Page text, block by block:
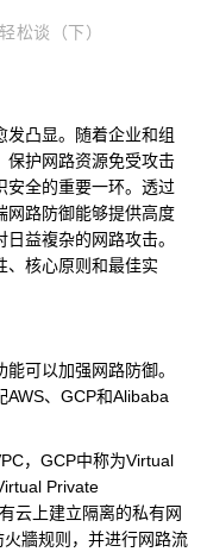
松谈（下）
发凸显。随着企业和组
保护网路资源免受攻击
安全的重要一环。透过
网路防御能够提供高度
益複杂的网路攻击。
、核心原则和最佳实
可以加强网路防御。
、GCP和Alibaba
，GCP中称为Virtual
Private
云上建立隔离的私有网
牆规则，并进行网路流